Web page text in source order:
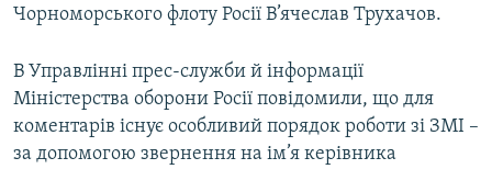
Чорноморського флоту Росії В’ячеслав Трухачов.
В Управлінні прес-служби й інформації
Міністерства оборони Росії повідомили, що для
коментарів існує особливий порядок роботи зі ЗМІ –
за допомогою звернення на ім’я керівника